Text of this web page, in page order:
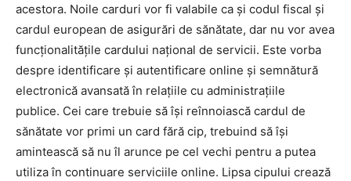
acestora. Noile carduri vor fi valabile ca și codul fiscal și
cardul european de asigurări de sănătate, dar nu vor avea
funcționalitățile cardului național de servicii. Este vorba
despre identificare și autentificare online și semnătură
electronică avansată în relațiile cu administrațiile
publice. Cei care trebuie să își reînnoiască cardul de
sănătate vor primi un card fără cip, trebuind să își
amintească să nu îl arunce pe cel vechi pentru a putea
utiliza în continuare serviciile online. Lipsa cipului crează